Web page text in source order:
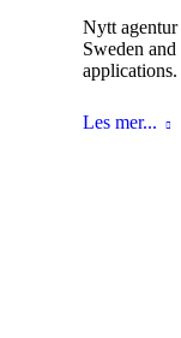
Nytt
Sweden
Les mer...